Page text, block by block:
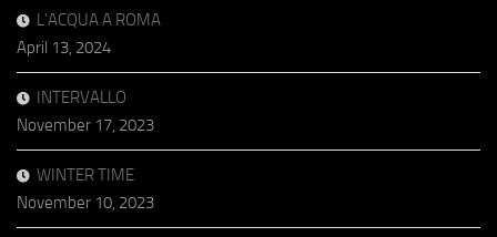
L’ACQUA A ROMA
April 13, 2024
INTERVALLO
November 17, 2023
WINTER TIME
November 10, 2023